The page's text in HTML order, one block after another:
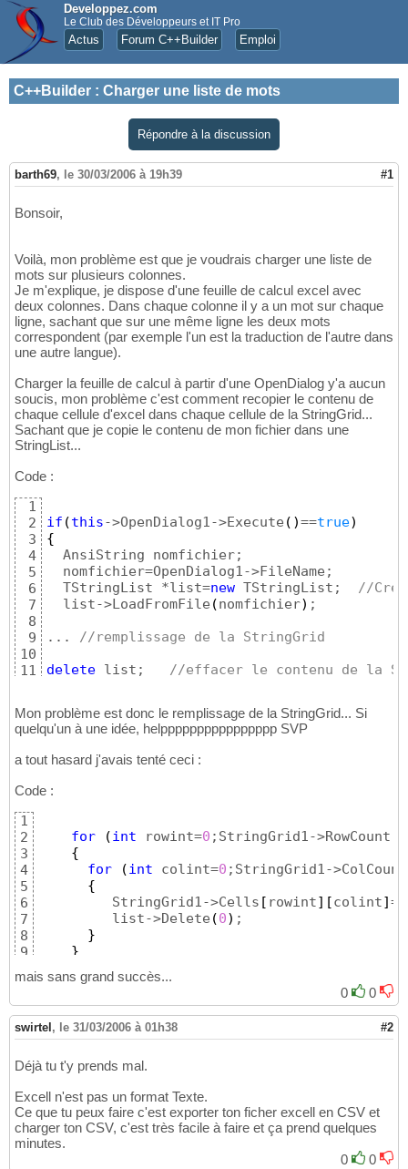
Developpez.com
Le Club des Développeurs et IT Pro
Actus Forum C++Builder Emploi
C++Builder : Charger une liste de mots
Répondre à la discussion
barth69, le 30/03/2006 à 19h39 #1
Bonsoir,
Voilà, mon problème est que je voudrais charger une liste de
mots sur plusieurs colonnes.
Je m'explique, je dispose d'une feuille de calcul excel avec
deux colonnes. Dans chaque colonne il y a un mot sur chaque
ligne, sachant que sur une même ligne les deux mots
correspondent (par exemple l'un est la traduction de l'autre dans
une autre langue).
Charger la feuille de calcul à partir d'une OpenDialog y'a aucun
soucis, mon problème c'est comment recopier le contenu de
chaque cellule d'excel dans chaque cellule de la StringGrid...
Sachant que je copie le contenu de mon fichier dans une
StringList...
Code :
1
2
3
4
5
6
7
8
9
10
11
if (this->OpenDialog1->Execute ( )==true)
{
  AnsiString nomfichier;
  nomfichier=OpenDialog1->FileName;
  TStringList *list=
new TStringList; //
  list->LoadFromFile
(nomfichier) ;
... //remplissage de la StringGrid
delete list; //effacer le contenu de la
Mon problème est donc le remplissage de la StringGrid... Si
quelqu'un à une idée, helpppppppppppppppp SVP
a tout hasard j'avais tenté ceci :
Code :
1
2
3
4
5
6
7
8
9
for (int rowint=0 ;StringGrid1-
{
for
(int colint=0 ;StringGrid1-
{
         StringGrid1->Cells
[ rowint] [colint]
         list->Delete
(0) ;
}
}
mais sans grand succès...
0
0
swirtel , le 31/03/2006 à 01h38 #2
Déjà tu t'y prends mal.
Excell n'est pas un format Texte.
Ce que tu peux faire c'est exporter ton ficher excell en CSV et
charger ton CSV, c'est très facile à faire et ça prend quelques
minutes.
0
0